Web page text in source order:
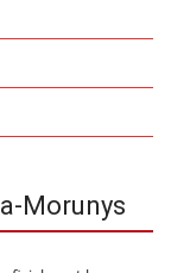
Morunys